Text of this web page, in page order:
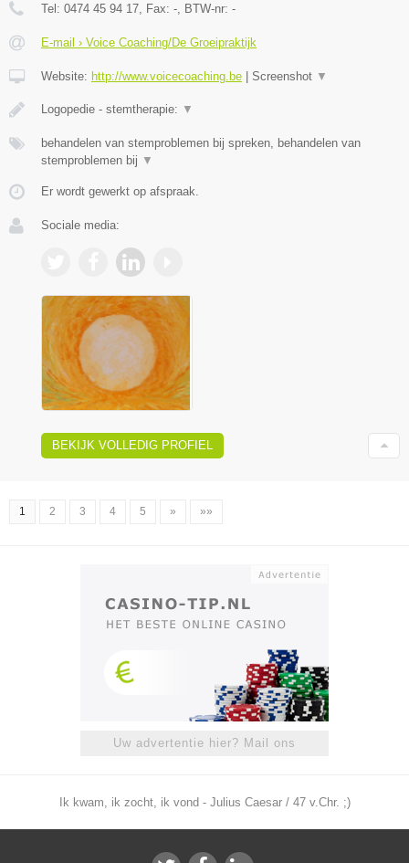
Tel: 0474 45 94 17, Fax: -, BTW-nr: -
E-mail › Voice Coaching/De Groeipraktijk
Website: http://www.voicecoaching.be Screenshot ▼
Logopedie - stemtherapie: ▼
behandelen van stemproblemen bij spreken, behandelen van
stemproblemen bij ▼
Er wordt gewerkt op afspraak.
Sociale media:
BEKIJK VOLLEDIG PROFIEL
1 2 3 4 5 » »»
Uw advertentie hier? Mail ons
Ik kwam, ik zocht, ik vond - Julius Caesar / 47 v.Chr. ;)